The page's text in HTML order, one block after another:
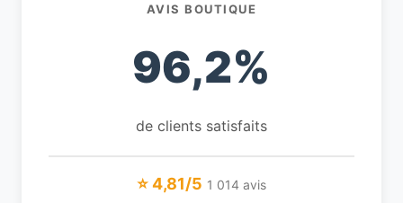
AVIS BOUTIQUE
96,2%
de clients satisfaits
⭐ 4,81/5 1 014 avis